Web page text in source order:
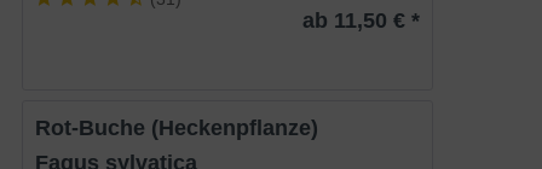
ab 11,50 € *
Rot-Buche (Heckenpflanze)
Fagus sylvatica